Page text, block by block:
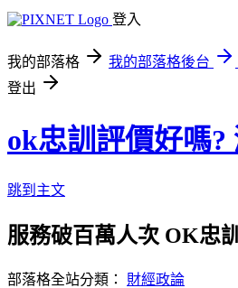
登入
我的部落格 我的部落格後台
登出
ok忠訓評價好嗎?
跳到主文
服務破百萬人次 OK忠
部落格全站分類： 財經政論